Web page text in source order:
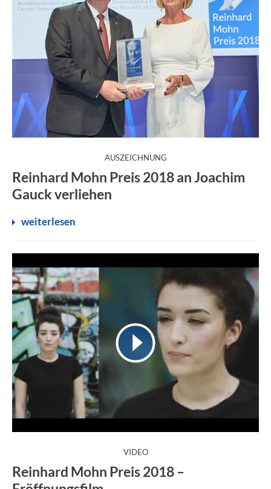
AUSZEICHNUNG:
Reinhard Mohn Preis 2018 an Joachim
Gauck verliehen
weiterlesen
VIDEO:
Reinhard Mohn Preis 2018 –